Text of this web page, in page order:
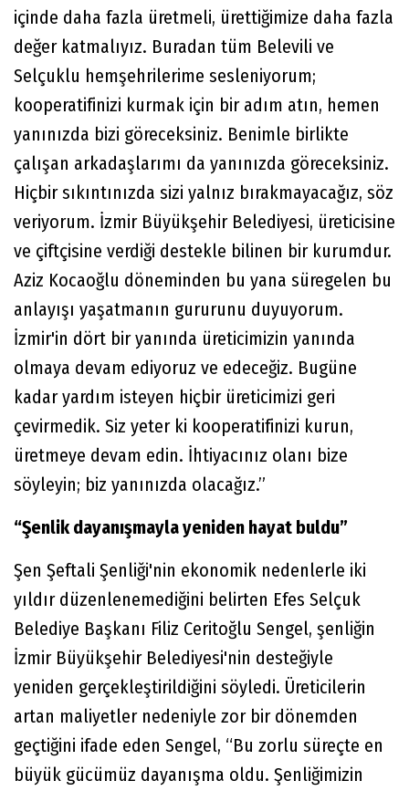
içinde daha fazla üretmeli, ürettiğimize daha fazla
değer katmalıyız. Buradan tüm Belevili ve
Selçuklu hemşehrilerime sesleniyorum;
kooperatifinizi kurmak için bir adım atın, hemen
yanınızda bizi göreceksiniz. Benimle birlikte
çalışan arkadaşlarımı da yanınızda göreceksiniz.
Hiçbir sıkıntınızda sizi yalnız bırakmayacağız, söz
veriyorum. İzmir Büyükşehir Belediyesi, üreticisine
ve çiftçisine verdiği destekle bilinen bir kurumdur.
Aziz Kocaoğlu döneminden bu yana süregelen bu
anlayışı yaşatmanın gururunu duyuyorum.
İzmir'in dört bir yanında üreticimizin yanında
olmaya devam ediyoruz ve edeceğiz. Bugüne
kadar yardım isteyen hiçbir üreticimizi geri
çevirmedik. Siz yeter ki kooperatifinizi kurun,
üretmeye devam edin. İhtiyacınız olanı bize
söyleyin; biz yanınızda olacağız.”
“Şenlik dayanışmayla yeniden hayat buldu”
Şen Şeftali Şenliği'nin ekonomik nedenlerle iki
yıldır düzenlenemediğini belirten Efes Selçuk
Belediye Başkanı Filiz Ceritoğlu Sengel, şenliğin
İzmir Büyükşehir Belediyesi'nin desteğiyle
yeniden gerçekleştirildiğini söyledi. Üreticilerin
artan maliyetler nedeniyle zor bir dönemden
geçtiğini ifade eden Sengel, “Bu zorlu süreçte en
büyük gücümüz dayanışma oldu. Şenliğimizin